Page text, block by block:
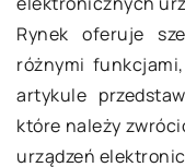
Rynek oferuje
różnymi
artykule
które należy
urządzeń